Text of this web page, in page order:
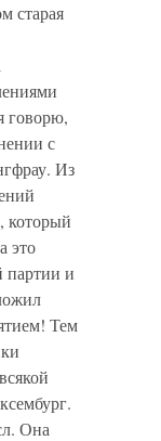
старая
говорю,
с
Из
который
это
партии и
Тем
Она